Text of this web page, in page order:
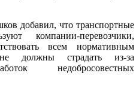
добавил, что транспортные
компании-перевозчики,
всем нормативным
должны страдать из-за
недобросовестных